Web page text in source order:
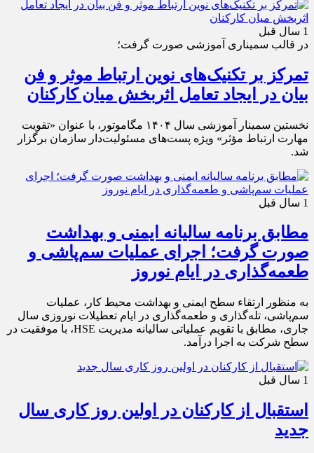
1 سال قبل
در قالب سمیناری آموزشی صورت گرفت؛
تمرکز بر تکنیک‌های نوین ارتباط موثر و فن
بیان در ایجاد تعامل اثربخش میان کارکنان
نخستین سمینار آموزشی سال ۱۴۰۴ مگاموتور، با عنوان «تقویت
مهارت ارتباط مؤثر» ویژه پست‌های مسئولیت‌دار سازمان برگزار
شد.
1 سال قبل
مطابق برنامه سالیانه ایمنی و بهداشت
صورت گرفت؛ اجرای عملیات سم‌پاشی و
طعمه‌گذاری در ایام نوروز
به منظور ارتقاء سطح ایمنی و بهداشت محیط کار، عملیات
سم‌پاشی، تله‌گذاری و طعمه‌گذاری در ایام تعطیلات نوروزی سال
جاری، مطابق با تقویم عملیاتی سالیانه مدیریت HSE، با موفقیت در
سطح شرکت به اجرا درآمد.
1 سال قبل
استقبال از کارکنان در اولین روز کاری سال
جدید